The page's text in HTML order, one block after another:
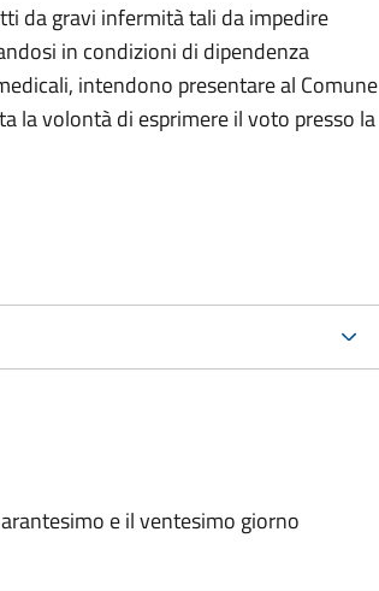
da gravi infermità tali da impedire
in condizioni di dipendenza
intendono presentare al Comune
la volontà di esprimere il voto presso la
e il ventesimo giorno